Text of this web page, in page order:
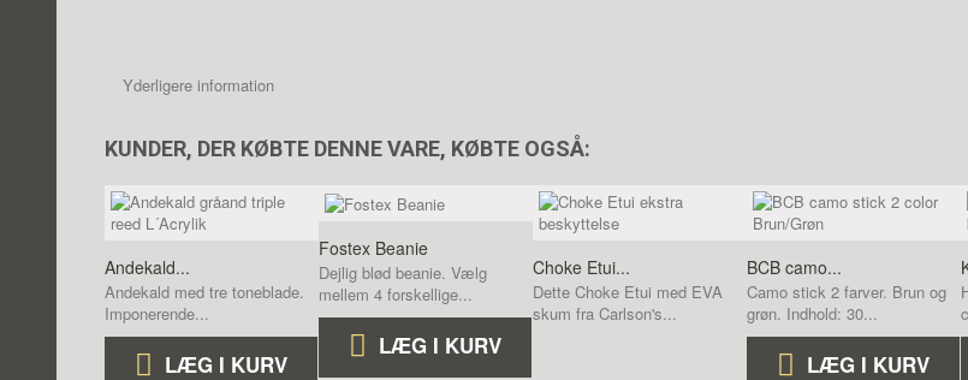
Yderligere information
KUNDER, DER KØBTE DENNE VARE, KØBTE OGSÅ:
Andekald...
Andekald med tre toneblade.
Imponerende...
LÆG I KURV
Fostex Beanie
Dejlig blød beanie. Vælg
mellem 4 forskellige...
LÆG I KURV
Choke Etui...
Dette Choke Etui med EVA
skum fra Carlson's...
BCB camo...
Camo stick 2 farver. Brun og
grøn. Indhold: 30...
LÆG I KURV